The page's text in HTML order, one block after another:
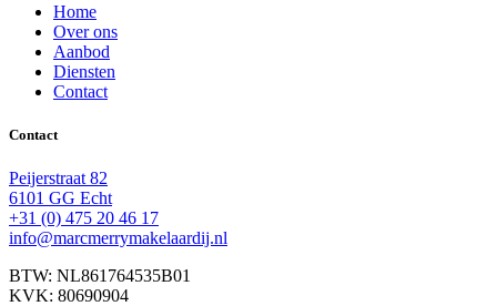
Home
Over ons
Aanbod
Diensten
Contact
Contact
Peijerstraat 82
6101 GG Echt
+31 (0) 475 20 46 17
info@marcmerrymakelaardij.nl
BTW: NL861764535B01
KVK: 80690904